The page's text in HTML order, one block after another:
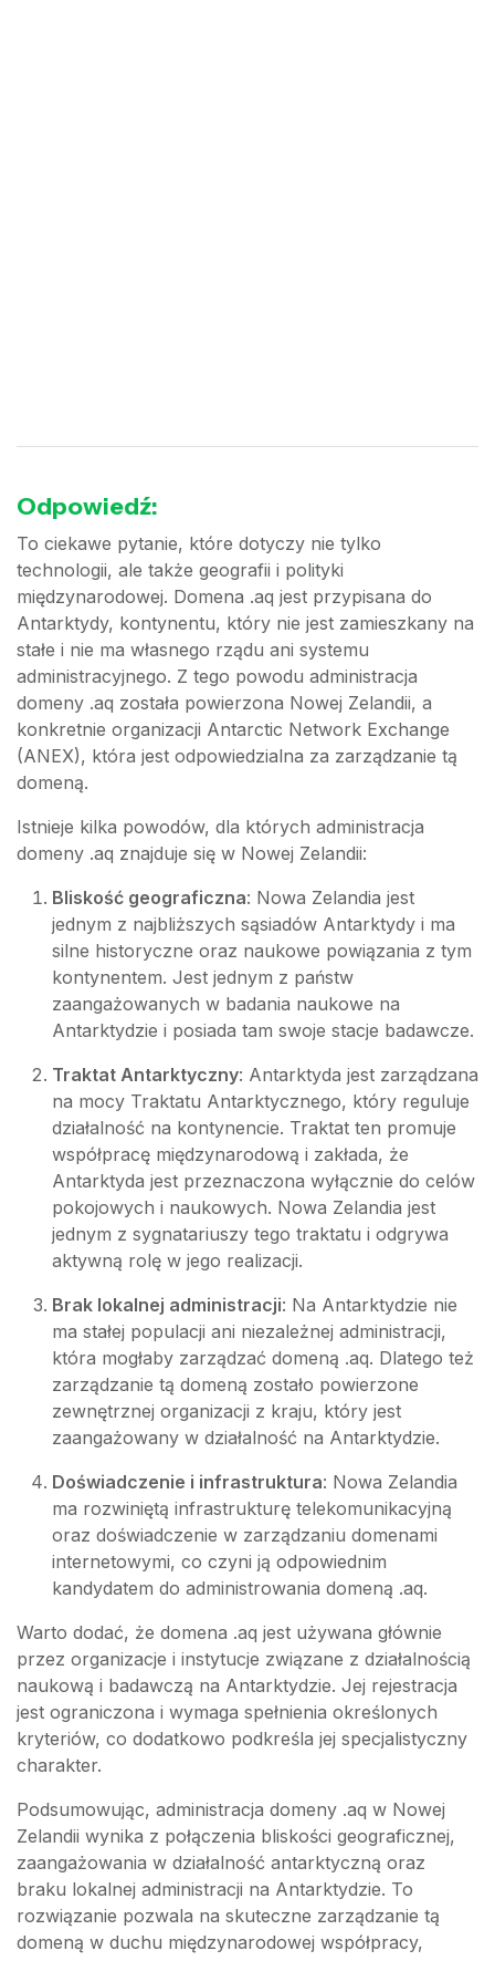
Odpowiedź:
To ciekawe pytanie, które dotyczy nie tylko
technologii, ale także geografii i polityki
międzynarodowej. Domena .aq jest przypisana do
Antarktydy, kontynentu, który nie jest zamieszkany na
stałe i nie ma własnego rządu ani systemu
administracyjnego. Z tego powodu administracja
domeny .aq została powierzona Nowej Zelandii, a
konkretnie organizacji Antarctic Network Exchange
(ANEX), która jest odpowiedzialna za zarządzanie tą
domeną.
Istnieje kilka powodów, dla których administracja
domeny .aq znajduje się w Nowej Zelandii:
Bliskość geograficzna: Nowa Zelandia jest
jednym z najbliższych sąsiadów Antarktydy i ma
silne historyczne oraz naukowe powiązania z tym
kontynentem. Jest jednym z państw
zaangażowanych w badania naukowe na
Antarktydzie i posiada tam swoje stacje badawcze.
Traktat Antarktyczny: Antarktyda jest zarządzana
na mocy Traktatu Antarktycznego, który reguluje
działalność na kontynencie. Traktat ten promuje
współpracę międzynarodową i zakłada, że
Antarktyda jest przeznaczona wyłącznie do celów
pokojowych i naukowych. Nowa Zelandia jest
jednym z sygnatariuszy tego traktatu i odgrywa
aktywną rolę w jego realizacji.
Brak lokalnej administracji: Na Antarktydzie nie
ma stałej populacji ani niezależnej administracji,
która mogłaby zarządzać domeną .aq. Dlatego też
zarządzanie tą domeną zostało powierzone
zewnętrznej organizacji z kraju, który jest
zaangażowany w działalność na Antarktydzie.
Doświadczenie i infrastruktura: Nowa Zelandia
ma rozwiniętą infrastrukturę telekomunikacyjną
oraz doświadczenie w zarządzaniu domenami
internetowymi, co czyni ją odpowiednim
kandydatem do administrowania domeną .aq.
Warto dodać, że domena .aq jest używana głównie
przez organizacje i instytucje związane z działalnością
naukową i badawczą na Antarktydzie. Jej rejestracja
jest ograniczona i wymaga spełnienia określonych
kryteriów, co dodatkowo podkreśla jej specjalistyczny
charakter.
Podsumowując, administracja domeny .aq w Nowej
Zelandii wynika z połączenia bliskości geograficznej,
zaangażowania w działalność antarktyczną oraz
braku lokalnej administracji na Antarktydzie. To
rozwiązanie pozwala na skuteczne zarządzanie tą
domeną w duchu międzynarodowej współpracy,